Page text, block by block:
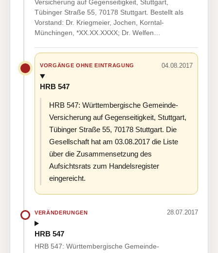
Versicherung auf Gegenseitigkeit, Stuttgart,
Tübinger Straße 55, 70178 Stuttgart. Bestellt als
Vorstand: Dr. Kriegmeier, Jochen, Korntal-
Münchingen, *XX.XX.XXXX; Dr. Welfen…
VORGÄNGE OHNE EINTRAGUNG 04.08.2017
HRB 547
HRB 547: Württembergische Gemeinde-
Versicherung auf Gegenseitigkeit, Stuttgart,
Tübinger Straße 55, 70178 Stuttgart. Die
Gesellschaft hat am 03.08.2017 die Liste
über die Zusammensetzung des
Aufsichtsrats zum Handelsregister
eingereicht.
VERÄNDERUNGEN 28.07.2017
HRB 547
HRB 547: Württembergische Gemeinde-